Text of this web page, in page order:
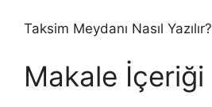
Taksim Meydanı Nasıl Yazılır?
Makale İçeriği